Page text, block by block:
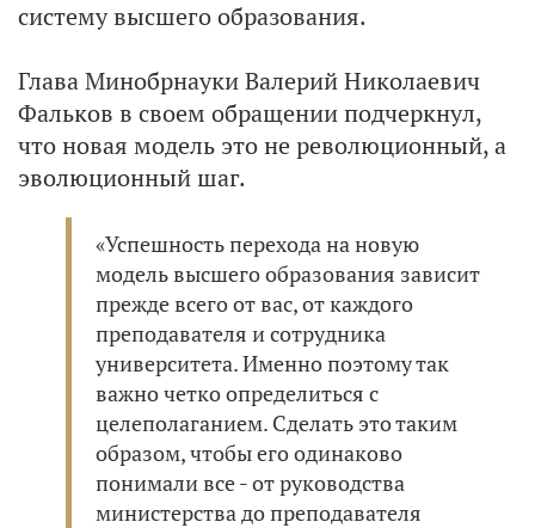
систему высшего образования.
Глава Минобрнауки Валерий Николаевич
Фальков в своем обращении подчеркнул,
что новая модель это не революционный, а
эволюционный шаг.
«Успешность перехода на новую
модель высшего образования зависит
прежде всего от вас, от каждого
преподавателя и сотрудника
университета. Именно поэтому так
важно четко определиться с
целеполаганием. Сделать это таким
образом, чтобы его одинаково
понимали все - от руководства
министерства до преподавателя